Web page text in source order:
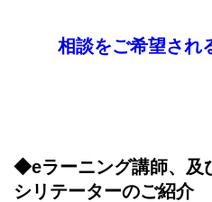
相談をご希望され
◆eラーニング講師、及
シリテーターのご紹介